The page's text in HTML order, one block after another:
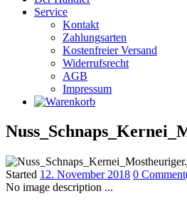
Service
Kontakt
Zahlungsarten
Kostenfreier Versand
Widerrufsrecht
AGB
Impressum
Started 12. November 2018 0
No image description ...